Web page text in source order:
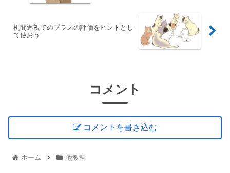
机間巡視でのプラスの評価をヒントとし
て使おう
コメント
コメントを書き込む
ホーム 他教科